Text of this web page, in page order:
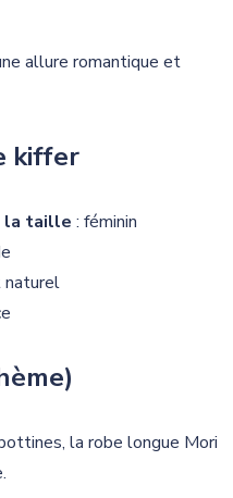
allure romantique et
kiffer
la taille : féminin
naturel
la robe longue Mori